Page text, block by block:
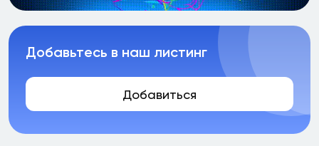
Добавьтесь в наш листинг
Добавиться